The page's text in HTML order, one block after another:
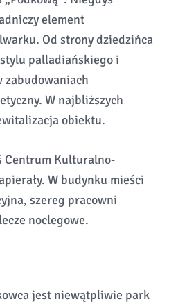
element
Od strony dziedzińca
palladiańskiego i
zabudowaniach
W najbliższych
obiektu.
Centrum Kulturalno-
W budynku mieści
szereg pracowni
noclegowe.
jest niewątpliwie park